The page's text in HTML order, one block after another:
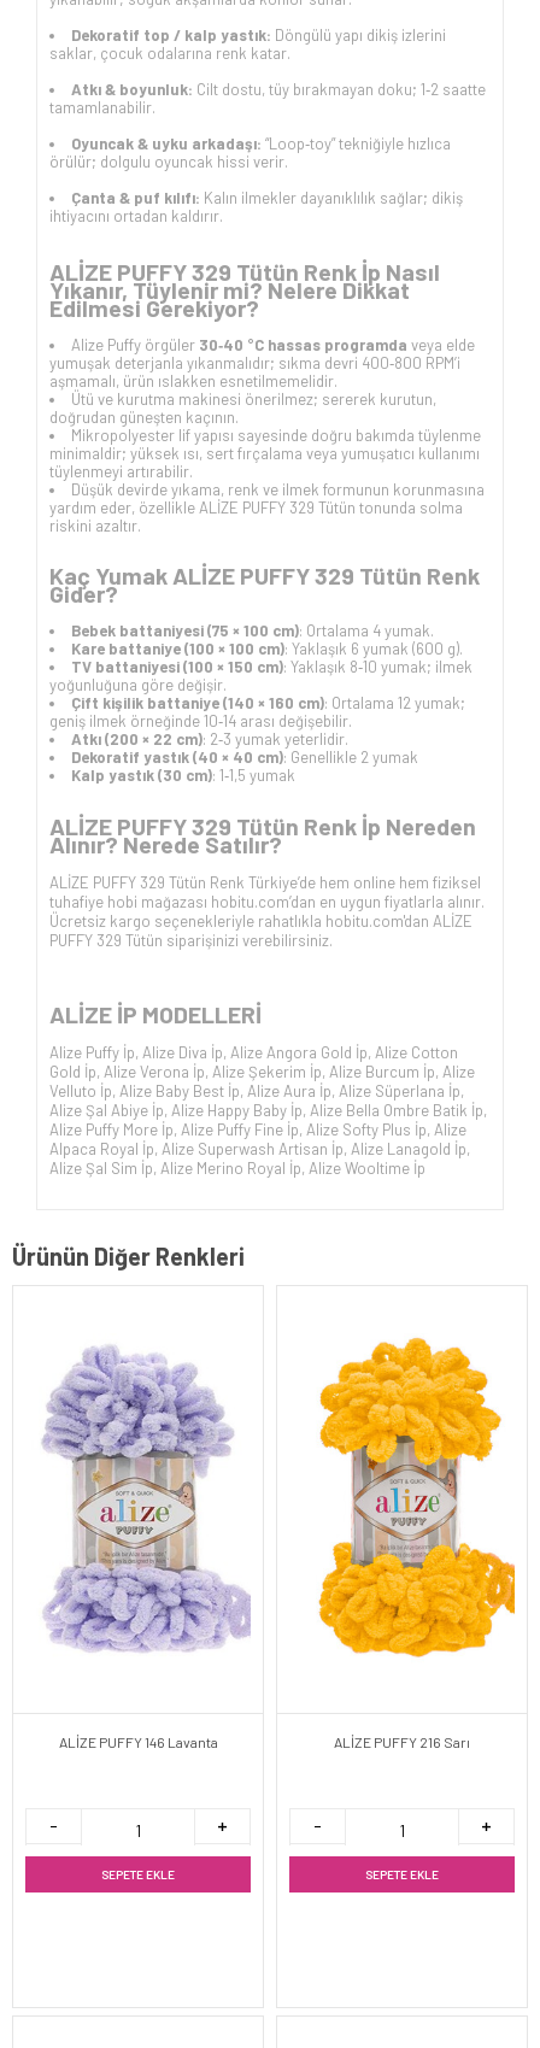
Dekoratif top / kalp yastık: Döngülü yapı dikiş izlerini
saklar, çocuk odalarına renk katar.
Atkı & boyunluk: Cilt dostu, tüy bırakmayan doku; 1‑2 saatte
tamamlanabilir.
Oyuncak & uyku arkadaşı: “Loop‑toy” tekniğiyle hızlıca
örülür; dolgulu oyuncak hissi verir.
Çanta & puf kılıfı: Kalın ilmekler dayanıklılık sağlar; dikiş
ihtiyacını ortadan kaldırır.
ALİZE PUFFY 329 Tütün Renk İp Nasıl
Yıkanır, Tüylenir mi? Nelere Dikkat
Edilmesi Gerekiyor?
Alize Puffy örgüler 30‑40 °C hassas programda veya elde
yumuşak deterjanla yıkanmalıdır; sıkma devri 400‑800 RPM’i
aşmamalı, ürün ıslakken esnetilmemelidir.
Ütü ve kurutma makinesi önerilmez; sererek kurutun,
doğrudan güneşten kaçının.
Mikropolyester lif yapısı sayesinde doğru bakımda tüylenme
minimaldir; yüksek ısı, sert fırçalama veya yumuşatıcı kullanımı
tüylenmeyi artırabilir.
Düşük devirde yıkama, renk ve ilmek formunun korunmasına
yardım eder, özellikle ALİZE PUFFY 329 Tütün tonunda solma
riskini azaltır.
Kaç Yumak ALİZE PUFFY 329 Tütün Renk
Gider?
Bebek battaniyesi (75 × 100 cm): Ortalama 4 yumak.
Kare battaniye (100 × 100 cm): Yaklaşık 6 yumak (600 g).
TV battaniyesi (100 × 150 cm): Yaklaşık 8‑10 yumak; ilmek
yoğunluğuna göre değişir.
Çift kişilik battaniye (140 × 160 cm): Ortalama 12 yumak;
geniş ilmek örneğinde 10‑14 arası değişebilir.
Atkı (200 × 22 cm): 2‑3 yumak yeterlidir.
Dekoratif yastık (40 × 40 cm): Genellikle 2 yumak
Kalp yastık (30 cm): 1‑1,5 yumak
ALİZE PUFFY 329 Tütün Renk İp Nereden
Alınır? Nerede Satılır?
ALİZE PUFFY 329 Tütün Renk Türkiye’de hem online hem fiziksel
tuhafiye hobi mağazası hobitu.com’dan en uygun fiyatlarla alınır.
Ücretsiz kargo seçenekleriyle rahatlıkla hobitu.com'dan ALİZE
PUFFY 329 Tütün siparişinizi verebilirsiniz.
ALİZE İP MODELLERİ
Alize Puffy İp, Alize Diva İp, Alize Angora Gold İp, Alize Cotton
Gold İp, Alize Verona İp, Alize Şekerim İp, Alize Burcum İp, Alize
Velluto İp, Alize Baby Best İp, Alize Aura İp, Alize Süperlana İp,
Alize Şal Abiye İp, Alize Happy Baby İp, Alize Bella Ombre Batik İp,
Alize Puffy More İp, Alize Puffy Fine İp, Alize Softy Plus İp, Alize
Alpaca Royal İp, Alize Superwash Artisan İp, Alize Lanagold İp,
Alize Şal Sim İp, Alize Merino Royal İp, Alize Wooltime İp
Ürünün Diğer Renkleri
ALİZE PUFFY 146 Lavanta
SEPETE EKLE
ALİZE PUFFY 216 Sarı
SEPETE EKLE